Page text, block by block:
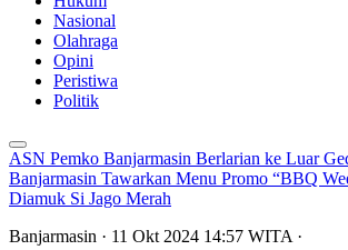
Nasional
Olahraga
Opini
Peristiwa
Politik
ASN Pemko Banjarmasin Berlarian ke Luar
Banjarmasin Tawarkan Menu Promo “BBQ
Diamuk Si Jago Merah
Banjarmasin · 11 Okt 2024 14:57 WITA ·